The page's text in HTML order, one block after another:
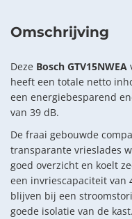
Omschrijving
Deze Bosch GTV15NWEA
heeft een totale netto
een energiebesparend
van 39 dB.
De fraai gebouwde
transparante vrieslades
goed overzicht en koelt
een invriescapaciteit van
blijven bij een
goede isolatie van de kast.